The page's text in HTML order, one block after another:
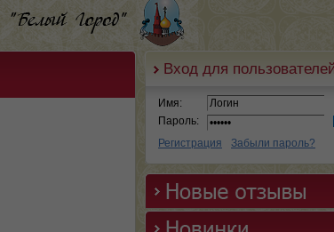
Вход для
Имя:
Пароль:
Регистрация
Забыли пароль?